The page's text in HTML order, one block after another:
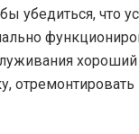
убедиться, что
отремонтировать